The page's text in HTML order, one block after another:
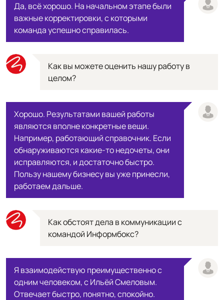
Да, всё хорошо. На начальном этапе были
важные корректировки, с которыми
команда успешно справилась.
Как вы можете оценить нашу работу в
целом?
Хорошо. Результатами вашей работы
являются вполне конкретные вещи.
Например, работающий справочник. Если
обнаруживаются какие-то недочеты, они
исправляются, и достаточно быстро.
Пользу нашему бизнесу вы уже принесли,
работаем дальше.
Как обстоят дела в коммуникации с
командой Информбокс?
Я взаимодействую преимущественно с
одним человеком, с Ильёй Смеловым.
Отвечает быстро, понятно, спокойно.